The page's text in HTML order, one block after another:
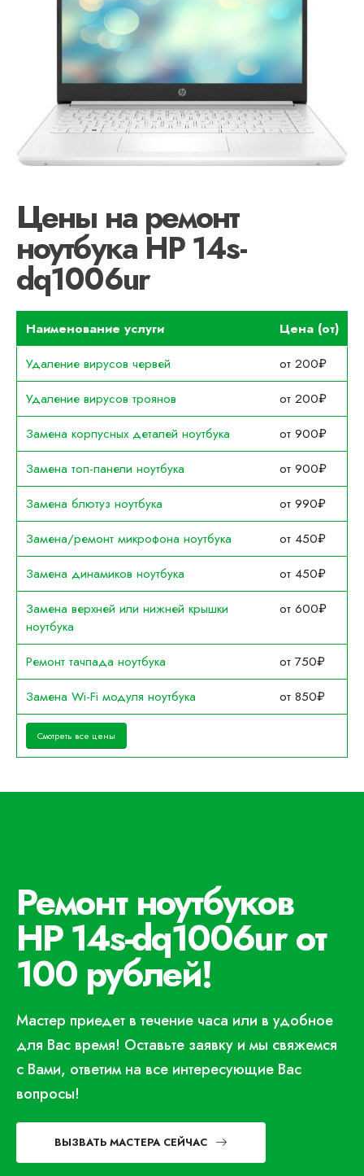
Цены на ремонт
ноутбука HP 14s-
dq1006ur
Наименование услуги
Цена (от)
Удаление вирусов червей
от 200₽
Удаление вирусов троянов
от 200₽
Замена корпусных деталей ноутбука
от 900₽
Замена топ-панели ноутбука
от 900₽
Замена блютуз ноутбука
от 990₽
Замена/ремонт микрофона ноутбука
от 450₽
Замена динамиков ноутбука
от 450₽
Замена верхней или нижней крышки
ноутбука
от 600₽
Ремонт тачпада ноутбука
от 750₽
Замена Wi-Fi модуля ноутбука
от 850₽
Смотреть все цены
Ремонт ноутбуков
HP 14s-dq1006ur от
100 рублей!
Мастер приедет в течение часа или в удобное
для Вас время! Оставьте заявку и мы свяжемся
с Вами, ответим на все интересующие Вас
вопросы!
ВЫЗВАТЬ МАСТЕРА СЕЙЧАС